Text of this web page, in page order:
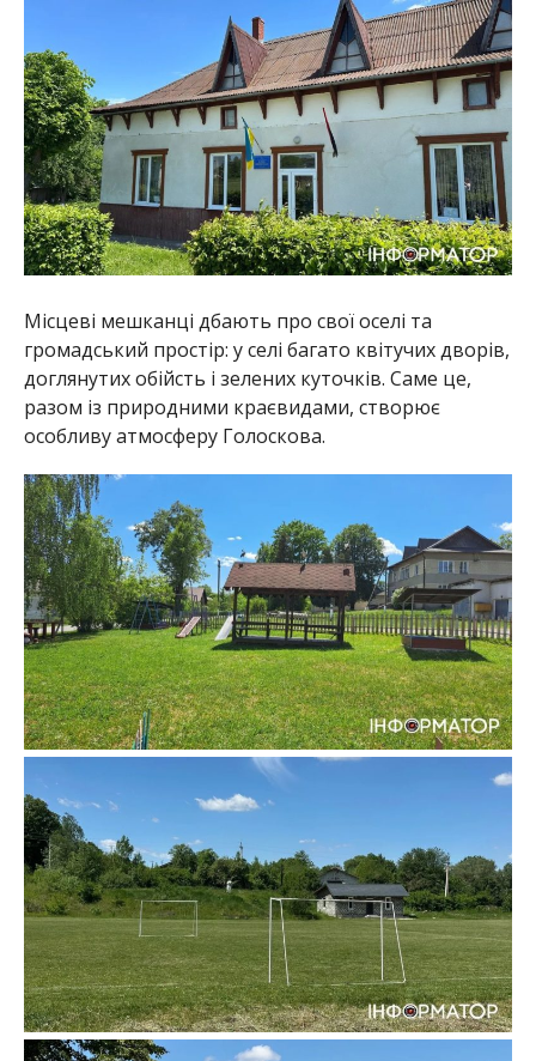
Місцеві мешканці дбають про свої оселі та
громадський простір: у селі багато квітучих дворів,
доглянутих обійсть і зелених куточків. Саме це,
разом із природними краєвидами, створює
особливу атмосферу Голоскова.